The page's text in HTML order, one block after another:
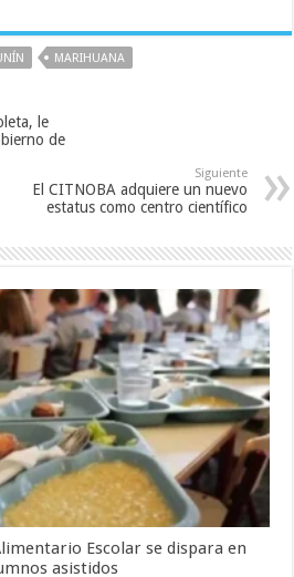
MARIHUANA
le
de
Siguiente
El CITNOBA adquiere un nuevo
estatus como centro científico
Escolar se dispara en
asistidos